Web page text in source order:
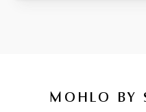
MOHLO BY